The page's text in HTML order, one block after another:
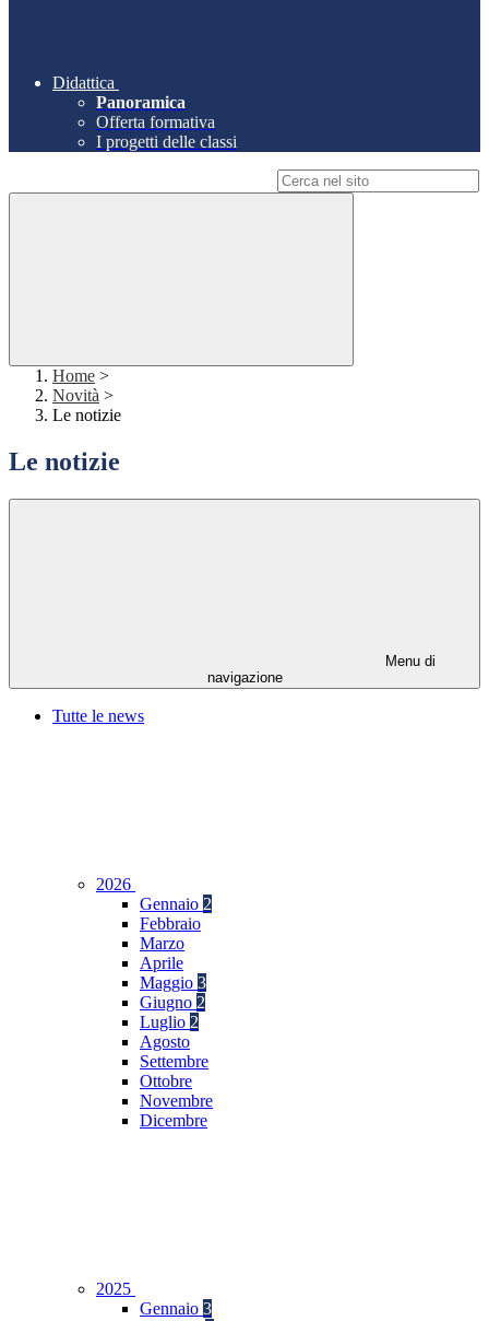
Didattica
Panoramica
Offerta formativa
I progetti delle classi
Home >
Novità >
Le notizie
Le notizie
Menu di
navigazione
Tutte le news
2026
Gennaio 2
Febbraio
Marzo
Aprile
Maggio 3
Giugno 2
Luglio 2
Agosto
Settembre
Ottobre
Novembre
Dicembre
2025
Gennaio 3